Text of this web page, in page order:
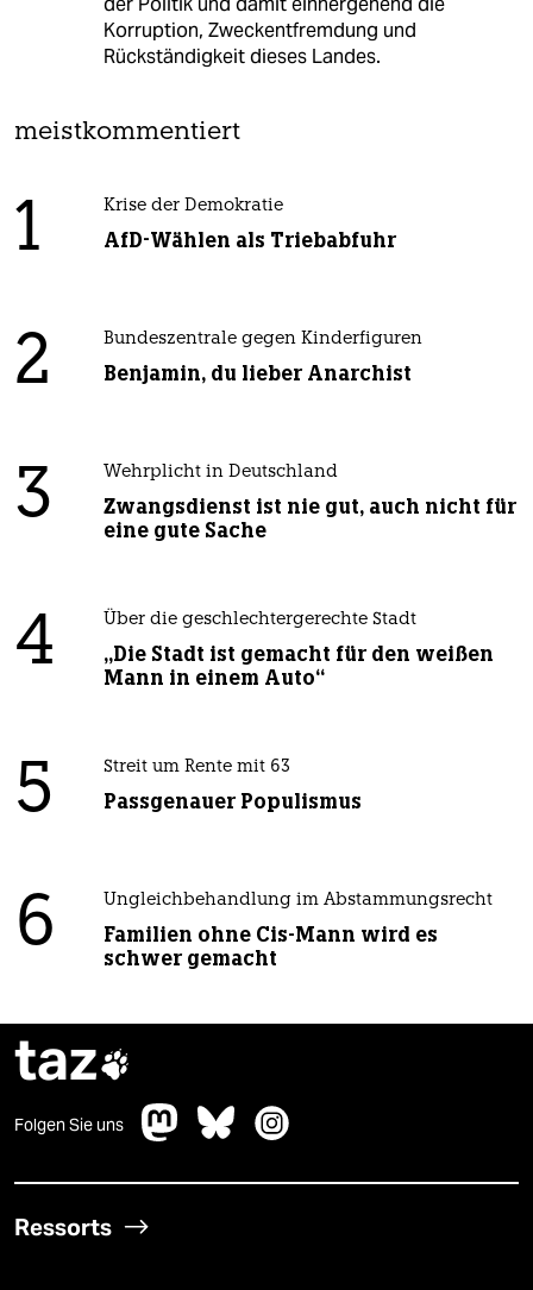
Korruption, Zweckentfremdung und
Rückständigkeit dieses Landes.
meistkommentiert
1 Krise der Demokratie
AfD-Wählen als Triebabfuhr
2 Bundeszentrale gegen Kinderfiguren
Benjamin, du lieber Anarchist
3 Wehrplicht in Deutschland
Zwangsdienst ist nie gut, auch nicht für
eine gute Sache
4 Über die geschlechtergerechte Stadt
„Die Stadt ist gemacht für den weißen
Mann in einem Auto“
5 Streit um Rente mit 63
Passgenauer Populismus
6 Ungleichbehandlung im Abstammungsrecht
Familien ohne Cis-Mann wird es
schwer gemacht
taz
Folgen Sie uns
Ressorts